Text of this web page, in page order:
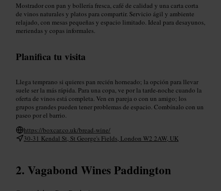
Mostrador con pan y bollería fresca, café de calidad y una carta corta
de vinos naturales y platos para compartir. Servicio ágil y ambiente
relajado, con mesas pequeñas y espacio limitado. Ideal para desayunos,
meriendas y copas informales.
Planifica tu visita
Llega temprano si quieres pan recién horneado; la opción para llevar
suele ser la más rápida. Para una copa, ve por la tarde-noche cuando la
oferta de vinos está completa. Ven en pareja o con un amigo; los
grupos grandes pueden tener problemas de espacio. Combínalo con un
paseo por el barrio.
https://boxcar.co.uk/bread-wine/
30-31 Kendal St, St George's Fields, London W2 2AW, UK
Vagabond Wines Paddington